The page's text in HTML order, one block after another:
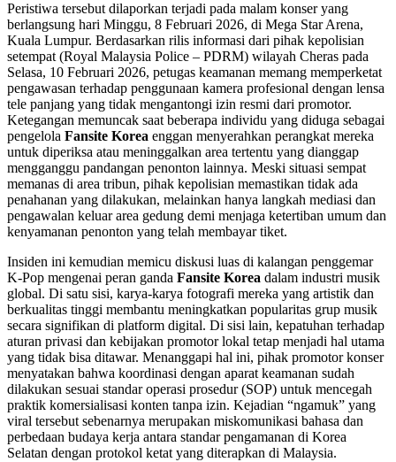
Peristiwa tersebut dilaporkan terjadi pada malam konser yang
berlangsung hari Minggu, 8 Februari 2026, di Mega Star Arena,
Kuala Lumpur. Berdasarkan rilis informasi dari pihak kepolisian
setempat (Royal Malaysia Police – PDRM) wilayah Cheras pada
Selasa, 10 Februari 2026, petugas keamanan memang memperketat
pengawasan terhadap penggunaan kamera profesional dengan lensa
tele panjang yang tidak mengantongi izin resmi dari promotor.
Ketegangan memuncak saat beberapa individu yang diduga sebagai
pengelola Fansite Korea enggan menyerahkan perangkat mereka
untuk diperiksa atau meninggalkan area tertentu yang dianggap
mengganggu pandangan penonton lainnya. Meski situasi sempat
memanas di area tribun, pihak kepolisian memastikan tidak ada
penahanan yang dilakukan, melainkan hanya langkah mediasi dan
pengawalan keluar area gedung demi menjaga ketertiban umum dan
kenyamanan penonton yang telah membayar tiket.
Insiden ini kemudian memicu diskusi luas di kalangan penggemar
K-Pop mengenai peran ganda Fansite Korea dalam industri musik
global. Di satu sisi, karya-karya fotografi mereka yang artistik dan
berkualitas tinggi membantu meningkatkan popularitas grup musik
secara signifikan di platform digital. Di sisi lain, kepatuhan terhadap
aturan privasi dan kebijakan promotor lokal tetap menjadi hal utama
yang tidak bisa ditawar. Menanggapi hal ini, pihak promotor konser
menyatakan bahwa koordinasi dengan aparat keamanan sudah
dilakukan sesuai standar operasi prosedur (SOP) untuk mencegah
praktik komersialisasi konten tanpa izin. Kejadian “ngamuk” yang
viral tersebut sebenarnya merupakan miskomunikasi bahasa dan
perbedaan budaya kerja antara standar pengamanan di Korea
Selatan dengan protokol ketat yang diterapkan di Malaysia.